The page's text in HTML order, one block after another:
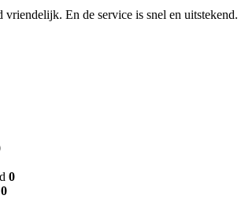
vriendelijk. En de service is snel en uitstekend.
0
0